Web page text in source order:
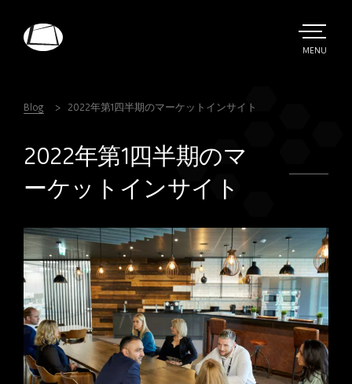
TOGGLE
MENU
Blog 2022年第1四半期のマーケットインサイト
2022年第1四半期のマ
ーケットインサイト